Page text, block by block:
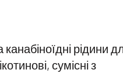
рідини
сумісні з